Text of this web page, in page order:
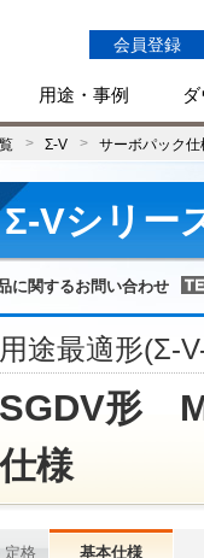
会員登録
用途・事例
Σ-V サーボパック仕
Σ-Vシリー
に関するお問い合わせ
用途最適形(Σ-
SGDV形
仕様
定格 基本仕様